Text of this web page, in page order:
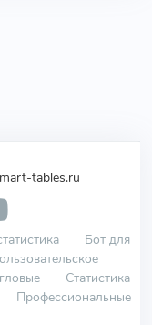
tables.ru
Бот для
Статистика
Профессиональные